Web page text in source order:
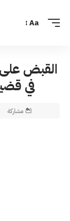
Aa
القبض
في
مشاركة